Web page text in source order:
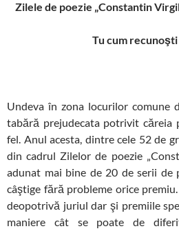
Zilele de poezie „Constantin
Tu cum recunoşti
Undeva în zona locurilor comune
tabără prejudecata potrivit căreia
fel. Anul acesta, dintre cele 52 de
din cadrul Zilelor de poezie
adunat mai bine de 20 de serii de
câştige fără probleme orice
deopotrivă juriul dar şi premiile
maniere cât se poate de